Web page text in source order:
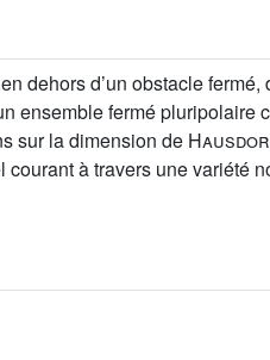
dehors d’un obstacle fermé,
ensemble fermé pluripolaire
sur la dimension de
à travers une variété